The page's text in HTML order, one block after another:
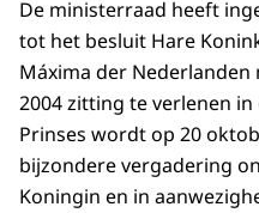
De ministerraad heeft
tot het besluit Hare
Máxima der
2004 zitting te verlenen in
Prinses wordt op 20
bijzondere vergadering
Koningin en in